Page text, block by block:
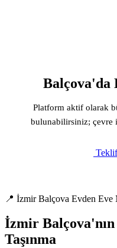
Balçova'da
Platform aktif olarak
bulunabilirsiniz; çevre
📍 İzmir Balçova Evden Eve
İzmir
Taşınma